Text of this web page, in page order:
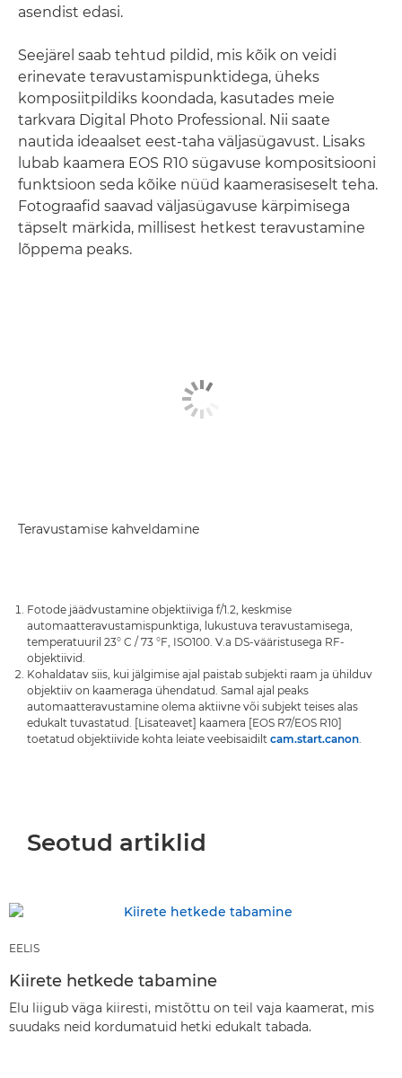
asendist edasi.
Seejärel saab tehtud pildid, mis kõik on veidi
erinevate teravustamispunktidega, üheks
komposiitpildiks koondada, kasutades meie
tarkvara Digital Photo Professional. Nii saate
nautida ideaalset eest-taha väljasügavust. Lisaks
lubab kaamera EOS R10 sügavuse kompositsiooni
funktsioon seda kõike nüüd kaamerasiseselt teha.
Fotograafid saavad väljasügavuse kärpimisega
täpselt märkida, millisest hetkest teravustamine
lõppema peaks.
Teravustamise kahveldamine
Fotode jäädvustamine objektiiviga f/1.2, keskmise
automaatteravustamispunktiga, lukustuva teravustamisega,
temperatuuril 23° C / 73 °F, ISO100. V.a DS-vääristusega RF-
objektiivid.
Kohaldatav siis, kui jälgimise ajal paistab subjekti raam ja ühilduv
objektiiv on kaameraga ühendatud. Samal ajal peaks
automaatteravustamine olema aktiivne või subjekt teises alas
edukalt tuvastatud. [Lisateavet] kaamera [EOS R7/EOS R10]
toetatud objektiivide kohta leiate veebisaidilt cam.start.canon.
Seotud artiklid
EELIS
Kiirete hetkede tabamine
Elu liigub väga kiiresti, mistõttu on teil vaja kaamerat, mis
suudaks neid kordumatuid hetki edukalt tabada.